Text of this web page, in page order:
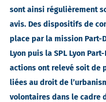
sont ainsi régulièrement
avis. Des dispositifs de
place par la mission Part-
Lyon puis la SPL Lyon
actions ont relevé soit de
liées au droit de
volontaires dans le cadre